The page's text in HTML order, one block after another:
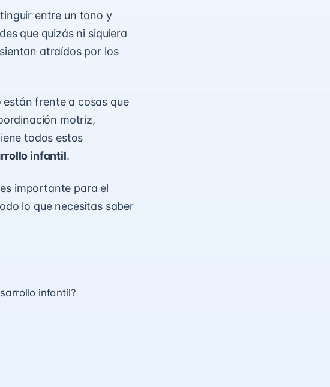
entre un tono y
que quizás ni siquiera
atraídos por los
frente a cosas que
motriz,
todos estos
infantil.
es importante para el
lo que necesitas saber
infantil?